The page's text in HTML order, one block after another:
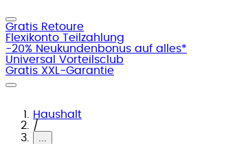
Gratis Retoure
Flexikonto Teilzahlung
-20% Neukundenbonus auf alles*
Universal Vorteilsclub
Gratis XXL-Garantie
Haushalt
/
...